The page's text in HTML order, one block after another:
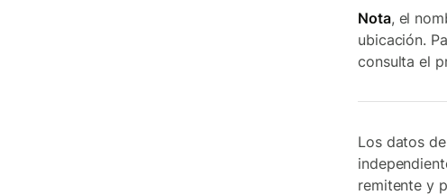
Nota, el
ubicación.
consulta el
Los datos
remitente y